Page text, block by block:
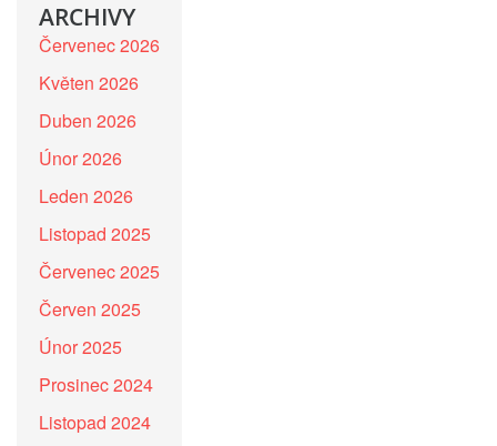
ARCHIVY
Červenec 2026
Květen 2026
Duben 2026
Únor 2026
Leden 2026
Listopad 2025
Červenec 2025
Červen 2025
Únor 2025
Prosinec 2024
Listopad 2024